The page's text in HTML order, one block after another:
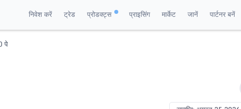
निवेश करें ट्रेड प्रोडक्ट्स प्राइसिंग मार्केट जानें पार्टनर बनें
पे